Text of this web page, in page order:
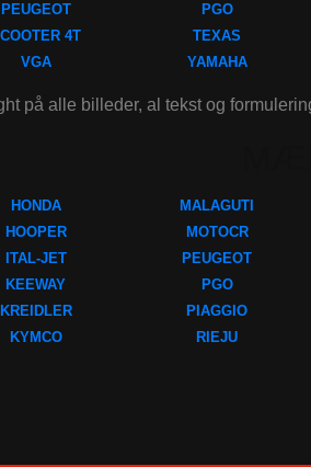
PEUGEOT
4T
VGA
PGO
TEXAS
YAMAHA
på alle billeder, al tekst og
HONDA
HOOPER
ITAL-JET
KEEWAY
KREIDLER
KYMCO
MALAGUTI
MOTOCR
PEUGEOT
PGO
PIAGGIO
RIEJU